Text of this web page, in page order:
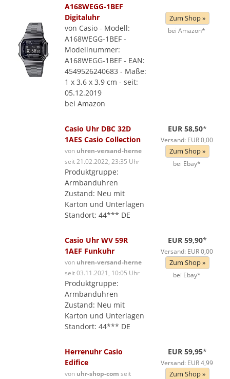
A168WEGG-1BEF
Digitaluhr
von Casio - Modell:
A168WEGG-1BEF -
Modellnummer:
A168WEGG-1BEF - EAN:
4549526240683 - Maße:
1 x 3,6 x 3,9 cm - seit:
05.12.2019
bei Amazon
Zum Shop »
bei Amazon*
Casio Uhr DBC 32D
1AES Casio Collection
von uhren-versand-herne
seit 21.02.2022, 23:35 Uhr
Produktgruppe:
Armbanduhren
Zustand: Neu mit
Karton und Unterlagen
Standort: 44*** DE
EUR 58,50*
Versand: EUR 0,00
Zum Shop »
bei Ebay*
Casio Uhr WV 59R
1AEF Funkuhr
von uhren-versand-herne
seit 03.11.2021, 10:05 Uhr
Produktgruppe:
Armbanduhren
Zustand: Neu mit
Karton und Unterlagen
Standort: 44*** DE
EUR 59,90*
Versand: EUR 0,00
Zum Shop »
bei Ebay*
Herrenuhr Casio
Edifice
von uhr-shop-com seit
EUR 59,95*
Versand: EUR 4,99
Zum Shop »